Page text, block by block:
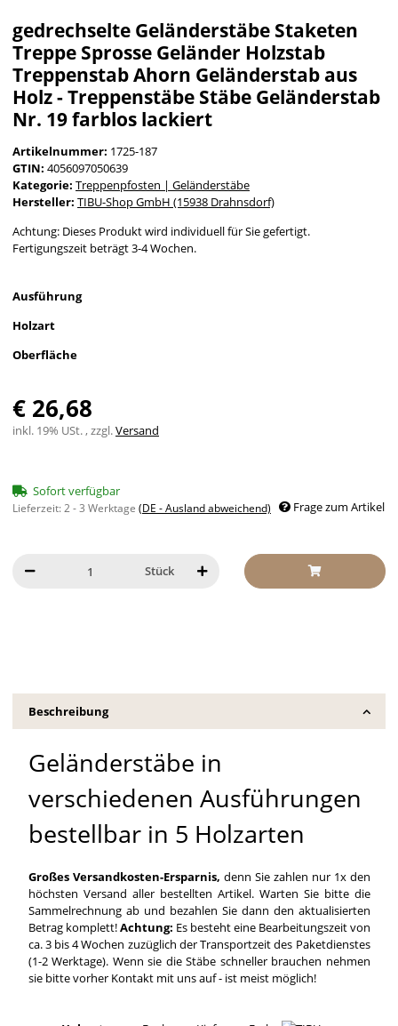
gedrechselte Geländerstäbe Staketen
Treppe Sprosse Geländer Holzstab
Treppenstab Ahorn Geländerstab aus
Holz - Treppenstäbe Stäbe Geländerstab
Nr. 19 farblos lackiert
Artikelnummer: 1725-187
GTIN: 4056097050639
Kategorie: Treppenpfosten | Geländerstäbe
Hersteller: TIBU-Shop GmbH (15938 Drahnsdorf)
Achtung: Dieses Produkt wird individuell für Sie gefertigt.
Fertigungszeit beträgt 3-4 Wochen.
Ausführung
Holzart
Oberfläche
€ 26,68
inkl. 19% USt. , zzgl.Versand
Sofort verfügbar
Lieferzeit:2 - 3 Werktage (DE - Ausland abweichend) Frage zum Artikel
Stück
Beschreibung
Geländerstäbe in
verschiedenen Ausführungen
bestellbar in 5 Holzarten
Großes Versandkosten-Ersparnis, denn Sie zahlen nur 1x den
höchsten Versand aller bestellten Artikel. Warten Sie bitte die
Sammelrechnung ab und bezahlen Sie dann den aktualisierten
Betrag komplett!Achtung: Es besteht eine Bearbeitungszeit von
ca. 3 bis 4 Wochen zuzüglich der Transportzeit des Paketdienstes
(1-2 Werktage). Wenn sie die Stäbe schneller brauchen nehmen
sie bitte vorher Kontakt mit uns auf - ist meist möglich!